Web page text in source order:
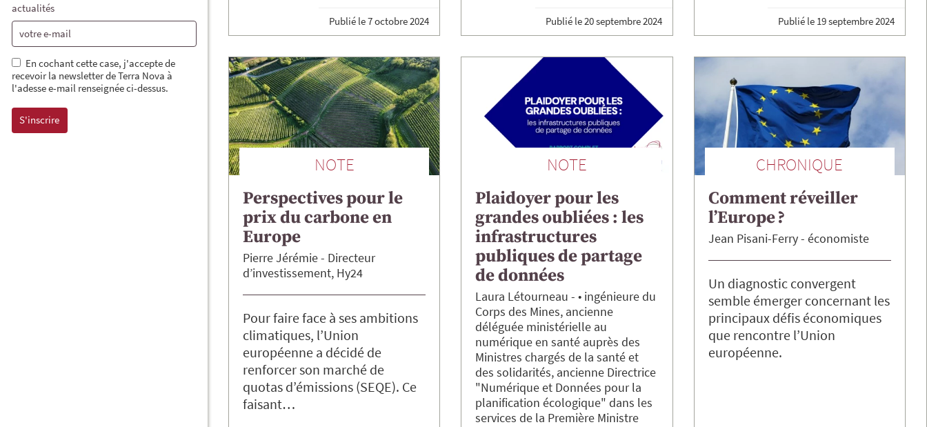
actualités
En cochant cette case, j'accepte de
recevoir la newsletter de Terra Nova à
l'adesse e-mail renseignée ci-dessus.
Publié le7 octobre 2024 Publié le20 septembre 2024 Publié le 19 septembre 2024
NOTE
Perspectives pour le
prix du carbone en
Europe
PierreJérémie
Directeur
d’investissement, Hy24
Pour faire face à ses ambitions
climatiques, l’Union
européenne a décidé de
renforcer son marché de
quotas d’émissions (SEQE). Ce
faisant…
NOTE
Plaidoyer pour les
grandes oubliées : les
infrastructures
publiques de partage
de données
Laura Létourneau
• ingénieure du
Corps des Mines, ancienne
déléguée ministérielle au
numérique en santé auprès des
Ministres chargés de la santé et
des solidarités, ancienne Directrice
"Numérique et Données pour la
planification écologique" dans les
services de la Première Ministre
CHRONIQUE
Comment réveiller
l’Europe ?
Jean Pisani-Ferry économiste
Un diagnostic convergent
semble émerger concernant les
principaux défis économiques
que rencontre l’Union
européenne.